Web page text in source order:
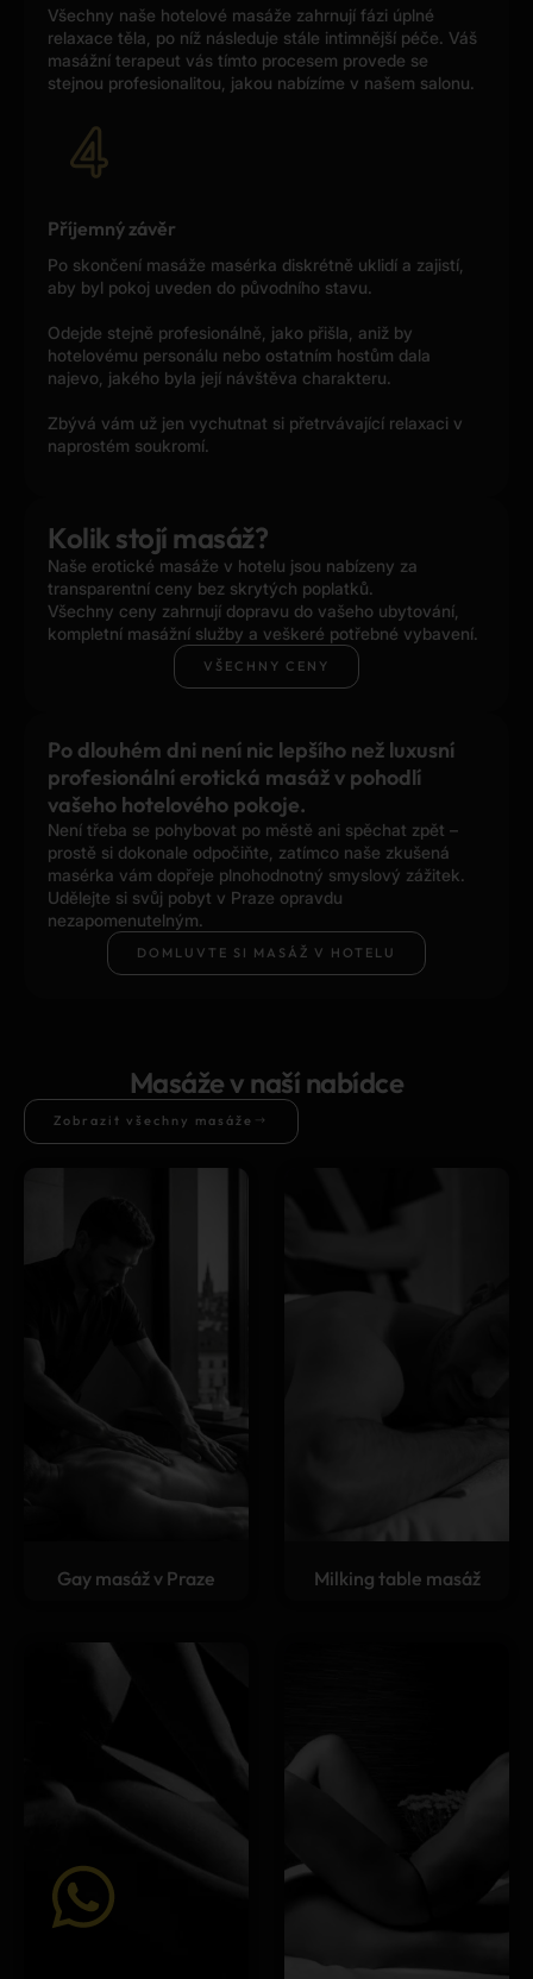
Všechny naše hotelové masáže zahrnují fázi úplné
relaxace těla, po níž následuje stále intimnější péče. Váš
masážní terapeut vás tímto procesem provede se
stejnou profesionalitou, jakou nabízíme v našem salonu.
Příjemný závěr
Po skončení masáže masérka diskrétně uklidí a zajistí,
aby byl pokoj uveden do původního stavu.
Odejde stejně profesionálně, jako přišla, aniž by
hotelovému personálu nebo ostatním hostům dala
najevo, jakého byla její návštěva charakteru.
Zbývá vám už jen vychutnat si přetrvávající relaxaci v
naprostém soukromí.
Kolik stojí masáž?
Naše erotické masáže v hotelu jsou nabízeny za
transparentní ceny bez skrytých poplatků.
Všechny ceny zahrnují dopravu do vašeho ubytování,
kompletní masážní služby a veškeré potřebné vybavení.
VŠECHNY CENY
Po dlouhém dni není nic lepšího než luxusní
profesionální erotická masáž v pohodlí
vašeho hotelového pokoje.
Není třeba se pohybovat po městě ani spěchat zpět –
prostě si dokonale odpočiňte, zatímco naše zkušená
masérka vám dopřeje plnohodnotný smyslový zážitek.
Udělejte si svůj pobyt v Praze opravdu
nezapomenutelným.
DOMLUVTE SI MASÁŽ V HOTELU
Masáže v naší nabídce
Zobrazit všechny masáže
Gay masáž v Praze Milking table masáž